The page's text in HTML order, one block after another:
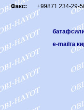
Факс: +99871 234-29-
e-mailга